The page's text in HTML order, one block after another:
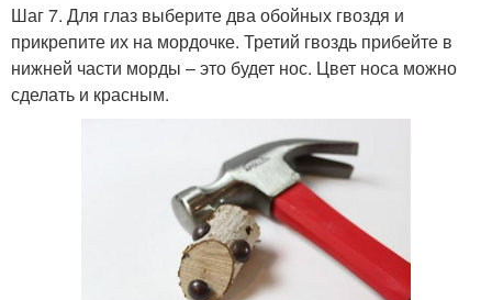
Шаг 7. Для глаз выберите два обойных гвоздя и
прикрепите их на мордочке. Третий гвоздь прибейте в
нижней части морды – это будет нос. Цвет носа можно
сделать и красным.